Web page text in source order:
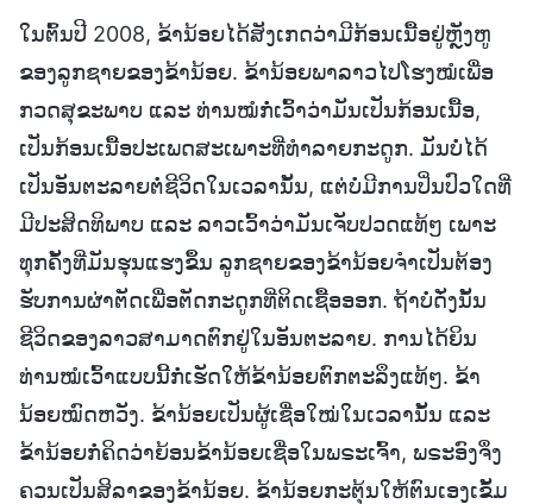
ໃນຕົ້ນປີ 2008, ຂ້ານ້ອຍໄດ້ສັງເກດວ່າມີກ້ອນເນື້ອຢູ່ຫຼັງຫູ
ຂອງລູກຊາຍຂອງຂ້ານ້ອຍ. ຂ້ານ້ອຍພາລາວໄປໂຮງໝໍເພື່ອ
ກວດສຸຂະພາບ ແລະ ທ່ານໝໍກໍ່ເວົ້າວ່າມັນເປັນກ້ອນເນື້ອ,
ເປັນກ້ອນເນື້ອປະເພດສະເພາະທີ່ທຳລາຍກະດູກ. ມັນບໍ່ໄດ້
ເປັນອັນຕະລາຍຕໍ່ຊີວິດໃນເວລານັ້ນ, ແຕ່ບໍ່ມີການປິ່ນປົວໃດທີ່
ມີປະສິດທິພາບ ແລະ ລາວເວົ້າວ່າມັນເຈັບປວດແທ້ໆ ເພາະ
ທຸກຄັ້ງທີ່ມັນຮຸນແຮງຂຶ້ນ ລູກຊາຍຂອງຂ້ານ້ອຍຈຳເປັນຕ້ອງ
ຮັບການຜ່າຕັດເພື່ອຕັດກະດູກທີ່ຕິດເຊື້ອອອກ. ຖ້າບໍ່ດັ່ງນັ້ນ
ຊີວິດຂອງລາວສາມາດຕົກຢູ່ໃນອັນຕະລາຍ. ການໄດ້ຍິນ
ທ່ານໝໍເວົ້າແບບນີ້ກໍ່ເຮັດໃຫ້ຂ້ານ້ອຍຕົກຕະລຶງແທ້ໆ. ຂ້າ
ນ້ອຍໝົດຫວັງ. ຂ້ານ້ອຍເປັນຜູ້ເຊື່ອໃໝ່ໃນເວລານັ້ນ ແລະ
ຂ້ານ້ອຍກໍ່ຄິດວ່າຍ້ອນຂ້ານ້ອຍເຊື່ອໃນພຣະເຈົ້າ, ພຣະອົງຈຶ່ງ
ຄວນເປັນສິລາຂອງຂ້ານ້ອຍ. ຂ້ານ້ອຍກະຕຸ້ນໃຫ້ຕົນເອງເຂັ້ມ